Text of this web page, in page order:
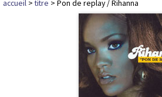
accueil >titre > Pon de replay / Rihanna